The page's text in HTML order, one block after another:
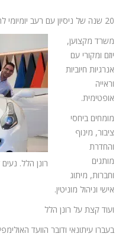
20 שנה של ניסיון עם רעב יומיומי לתוצאות והישגים.
רונן הלל.
משרד מקצוען,
יוזם ומקורי עם
אנרגיות חיוביות
וראייה
אופטימית.
מומחים ביחסי
ציבור, מינוף
והחדרת
מותגים
וחברות, מיתוג
אישי וניהול מוניטין.
ועוד קצת על רונן הלל
בעברו עיתונאי ודובר הוועד